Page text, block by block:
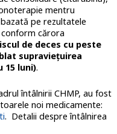
mentru
pe rezultatele
cărora
de deces cu peste
supravieţuirea
15 luni).
întâlnirii CHMP, au fost
noi medicamente:
. Detalii despre întâlnirea